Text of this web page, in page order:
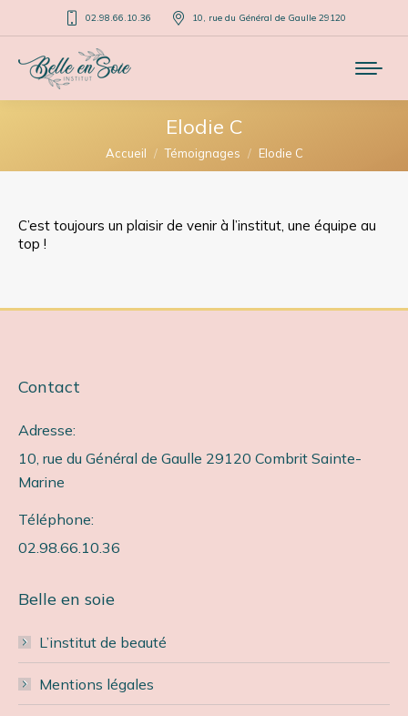
02.98.66.10.36 10, rue du Général de Gaulle 29120
Elodie C
Vous êtes ici :
Accueil Témoignages Elodie C
C’est toujours un plaisir de venir à l’institut, une équipe au
top !
Contact
Adresse:
10, rue du Général de Gaulle 29120 Combrit Sainte-
Marine
Téléphone:
02.98.66.10.36
Belle en soie
L’institut de beauté
Mentions légales